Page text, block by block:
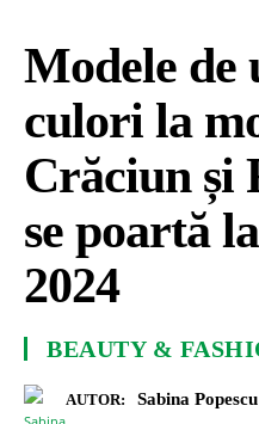
Modele de
culori la
Crăciun și
se poartă
2024
BEAUTY &
AUTOR: Sabina Popescu